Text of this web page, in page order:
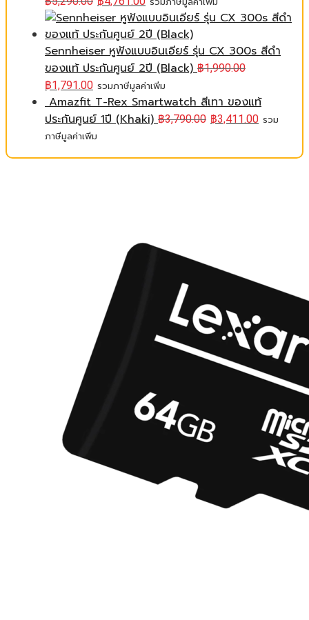
Sennheiser หูฟังแบบอินเอียร์ รุ่น CX 300s สีดำ
ของแท้ ประกันศูนย์ 2ปี (Black) ฿1,990.00
฿1,791.00 รวมภาษีมูลค่าเพิ่ม
Amazfit T-Rex Smartwatch สีเทา ของแท้
ประกันศูนย์ 1ปี (Khaki) ฿3,790.00 ฿3,411.00 รวม
ภาษีมูลค่าเพิ่ม